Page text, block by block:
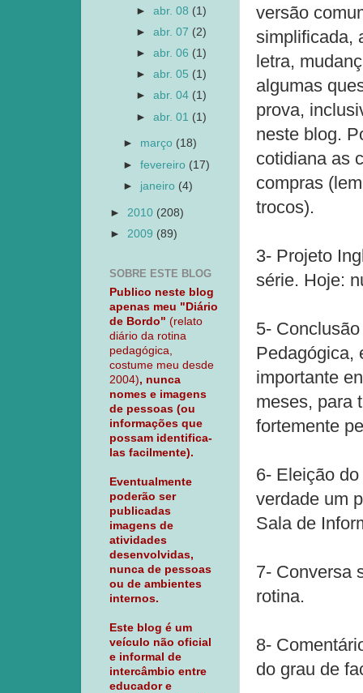
versão
simplificada,
letra,
algumas
prova,
neste blog.
cotidiana as
compras
trocos).
3- Projeto
série. Hoje:
5-
Pedagógica,
importante
meses, para
fortemente
6- Eleição
verdade um
Sala de
7- Conversa
rotina.
8-
do grau de
►abr. 08 (1)
►abr. 07 (2)
►abr. 06 (1)
►abr. 05 (1)
►abr. 04 (1)
►abr. 01 (1)
► março (18)
►fevereiro (17)
► janeiro (4)
► 2010 (208)
► 2009 (89)
SOBRE ESTE BLOG
Publico neste blog
apenas meu "Diário
de Bordo" (relato
diário da rotina
pedagógica,
costume meu desde
2004), nunca
nomes e imagens
de pessoas (ou
informações que
possam identifica-
las facilmente).
Eventualmente
poderão ser
publicadas
imagens de
atividades
desenvolvidas,
nunca de pessoas
ou de ambientes
internos.
Este blog é um
veículo não oficial
e informal de
intercâmbio entre
educador e